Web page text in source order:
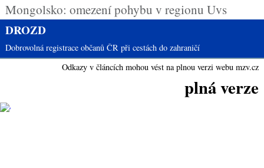
Mongolsko: omezení pohybu v regionu Uvs
DROZD
Dobrovolná registrace občanů ČR při cestách do zahraničí
Odkazy v článcích mohou vést na plnou verzi webu mzv.cz
plná verze